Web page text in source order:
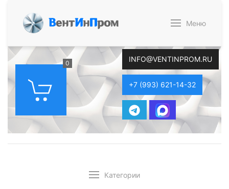
ВентИнПром Меню
0 INFO@VENTINPROM.RU
+7 (993) 621-14-32
Категории